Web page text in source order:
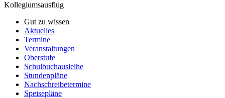
Kollegiumsausflug
Gut zu wissen
Aktuelles
Termine
Veranstaltungen
Oberstufe
Schulbuchausleihe
Stundenpläne
Nachschreibetermine
Speisepläne